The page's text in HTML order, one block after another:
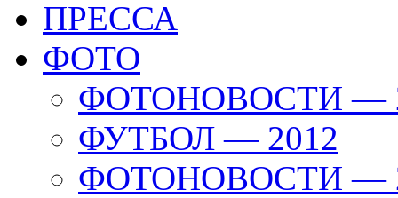
ПРЕССА
ФОТО
ФОТОНОВОСТИ —
ФУТБОЛ — 2012
ФОТОНОВОСТИ —